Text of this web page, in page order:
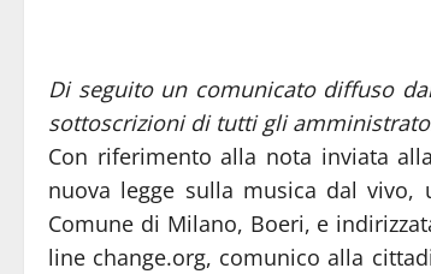
Di seguito un comunicato diffuso
sottoscrizioni di tutti gli
Con riferimento alla nota inviata
nuova legge sulla musica dal vivo,
Comune di Milano, Boeri, e
line change.org, comunico alla